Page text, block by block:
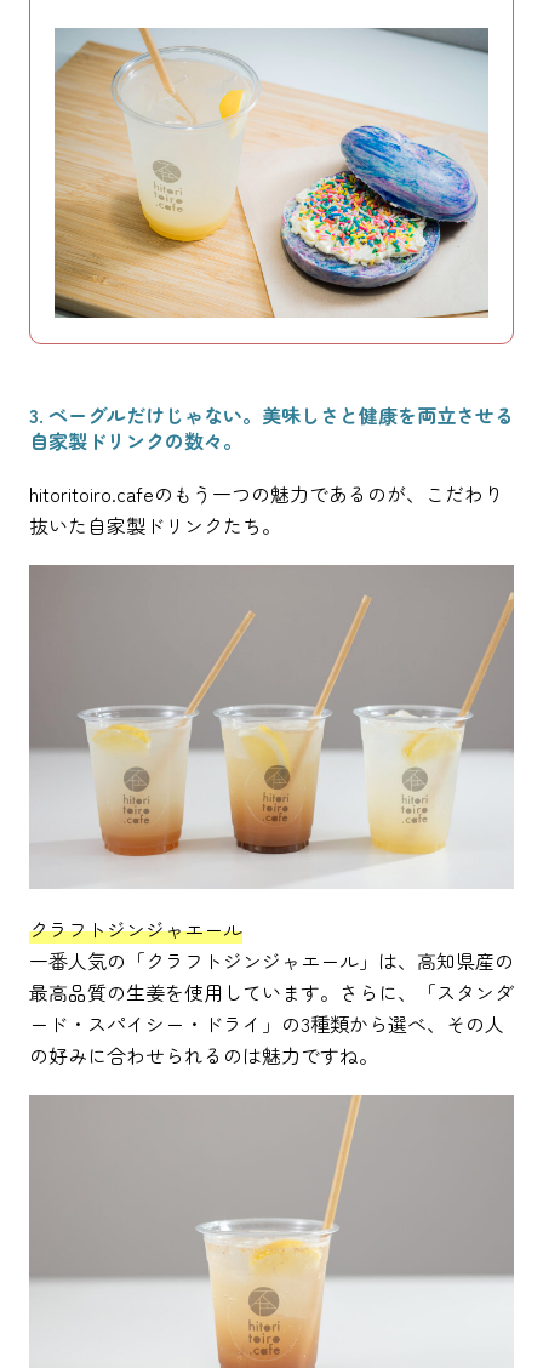
3. ベーグルだけじゃない。美味しさと健康を両立させる
自家製ドリンクの数々。
hitoritoiro.cafeのもう一つの魅力であるのが、こだわり
抜いた自家製ドリンクたち。
クラフトジンジャエール
一番人気の「クラフトジンジャエール」は、高知県産の
最高品質の生姜を使用しています。さらに、「スタンダ
ード・スパイシー・ドライ」の3種類から選べ、その人
の好みに合わせられるのは魅力ですね。